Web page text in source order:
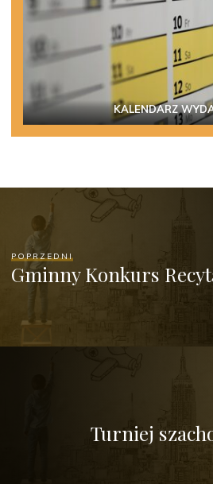
KALENDARZ
POPRZEDNI
Gminny Konkurs
Turniej